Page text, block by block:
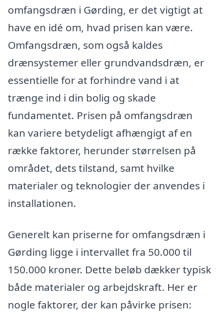
omfangsdræn i Gørding, er det vigtigt at
have en idé om, hvad prisen kan være.
Omfangsdræn, som også kaldes
drænsystemer eller grundvandsdræn, er
essentielle for at forhindre vand i at
trænge ind i din bolig og skade
fundamentet. Prisen på omfangsdræn
kan variere betydeligt afhængigt af en
række faktorer, herunder størrelsen på
området, dets tilstand, samt hvilke
materialer og teknologier der anvendes i
installationen.
Generelt kan priserne for omfangsdræn i
Gørding ligge i intervallet fra 50.000 til
150.000 kroner. Dette beløb dækker typisk
både materialer og arbejdskraft. Her er
nogle faktorer, der kan påvirke prisen: